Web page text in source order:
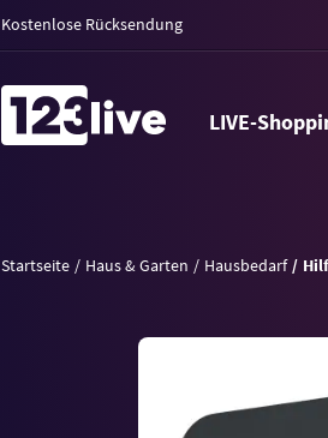
Kostenlose Rücksendung
LIVE-
Startseite Haus & Garten Hausbedarf